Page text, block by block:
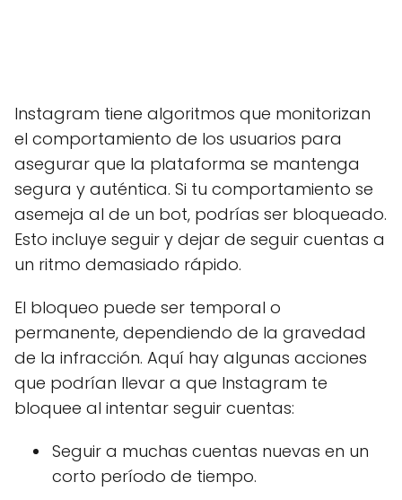
Instagram tiene algoritmos que monitorizan
el comportamiento de los usuarios para
asegurar que la plataforma se mantenga
segura y auténtica. Si tu comportamiento se
asemeja al de un bot, podrías ser bloqueado.
Esto incluye seguir y dejar de seguir cuentas a
un ritmo demasiado rápido.
El bloqueo puede ser temporal o
permanente, dependiendo de la gravedad
de la infracción. Aquí hay algunas acciones
que podrían llevar a que Instagram te
bloquee al intentar seguir cuentas:
Seguir a muchas cuentas nuevas en un
corto período de tiempo.